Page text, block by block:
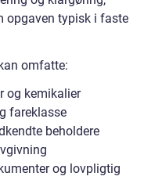
opgaven typisk i faste
omfatte:
og kemikalier
fareklasse
beholdere
og lovpligtig